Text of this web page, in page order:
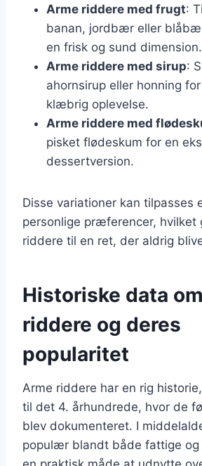
Arme riddere med frugt:
banan, jordbær eller
en frisk og sund dimension.
Arme riddere med sirup:
ahornsirup eller honning
klæbrig oplevelse.
Arme riddere med
pisket flødeskum for en
dessertversion.
Disse variationer kan tilpasses
personlige præferencer, hvilket
riddere til en ret, der aldrig
Historiske data
riddere og deres
popularitet
Arme riddere har en rig
til det 4. århundrede, hvor de
blev dokumenteret. I
populær blandt både fattige og